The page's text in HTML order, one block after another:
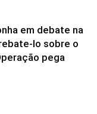
em debate na
lo sobre o
pega